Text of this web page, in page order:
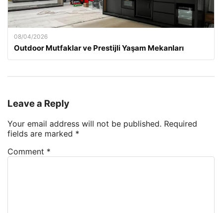
08/04/2026
Outdoor Mutfaklar ve Prestijli Yaşam Mekanları
Leave a Reply
Your email address will not be published. Required
fields are marked *
Comment *